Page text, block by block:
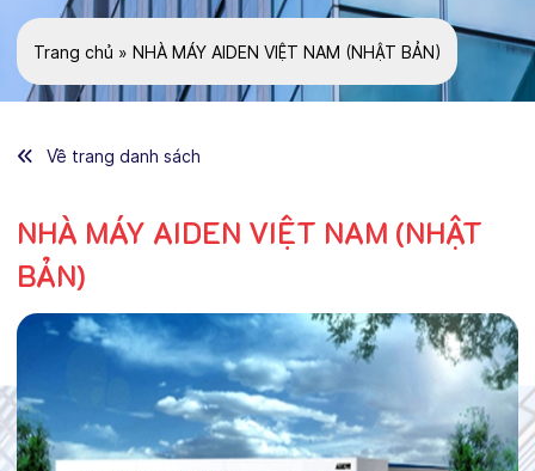
Trang chủ » NHÀ MÁY AIDEN VIỆT NAM (NHẬT BẢN)
Về trang danh sách
NHÀ MÁY AIDEN VIỆT NAM (NHẬT
BẢN)